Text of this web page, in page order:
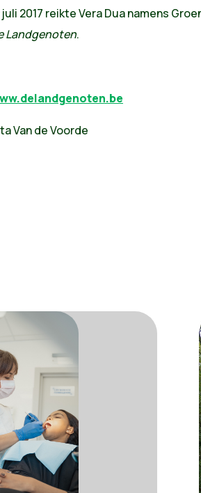
juli 2017 reikte Vera Dua namens
Landgenoten.
Van de Voorde